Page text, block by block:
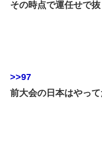
その時点で運任せで
>>97
前大会の日本はやって